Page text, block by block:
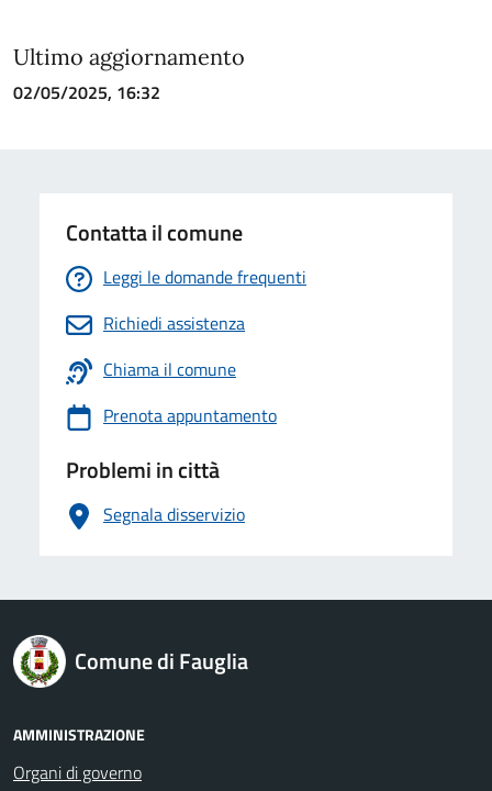
Ultimo aggiornamento
02/05/2025, 16:32
Contatta il comune
Leggi le domande frequenti
Richiedi assistenza
Chiama il comune
Prenota appuntamento
Problemi in città
Segnala disservizio
logo Unione Europea
Comune di Fauglia
AMMINISTRAZIONE
Organi di governo